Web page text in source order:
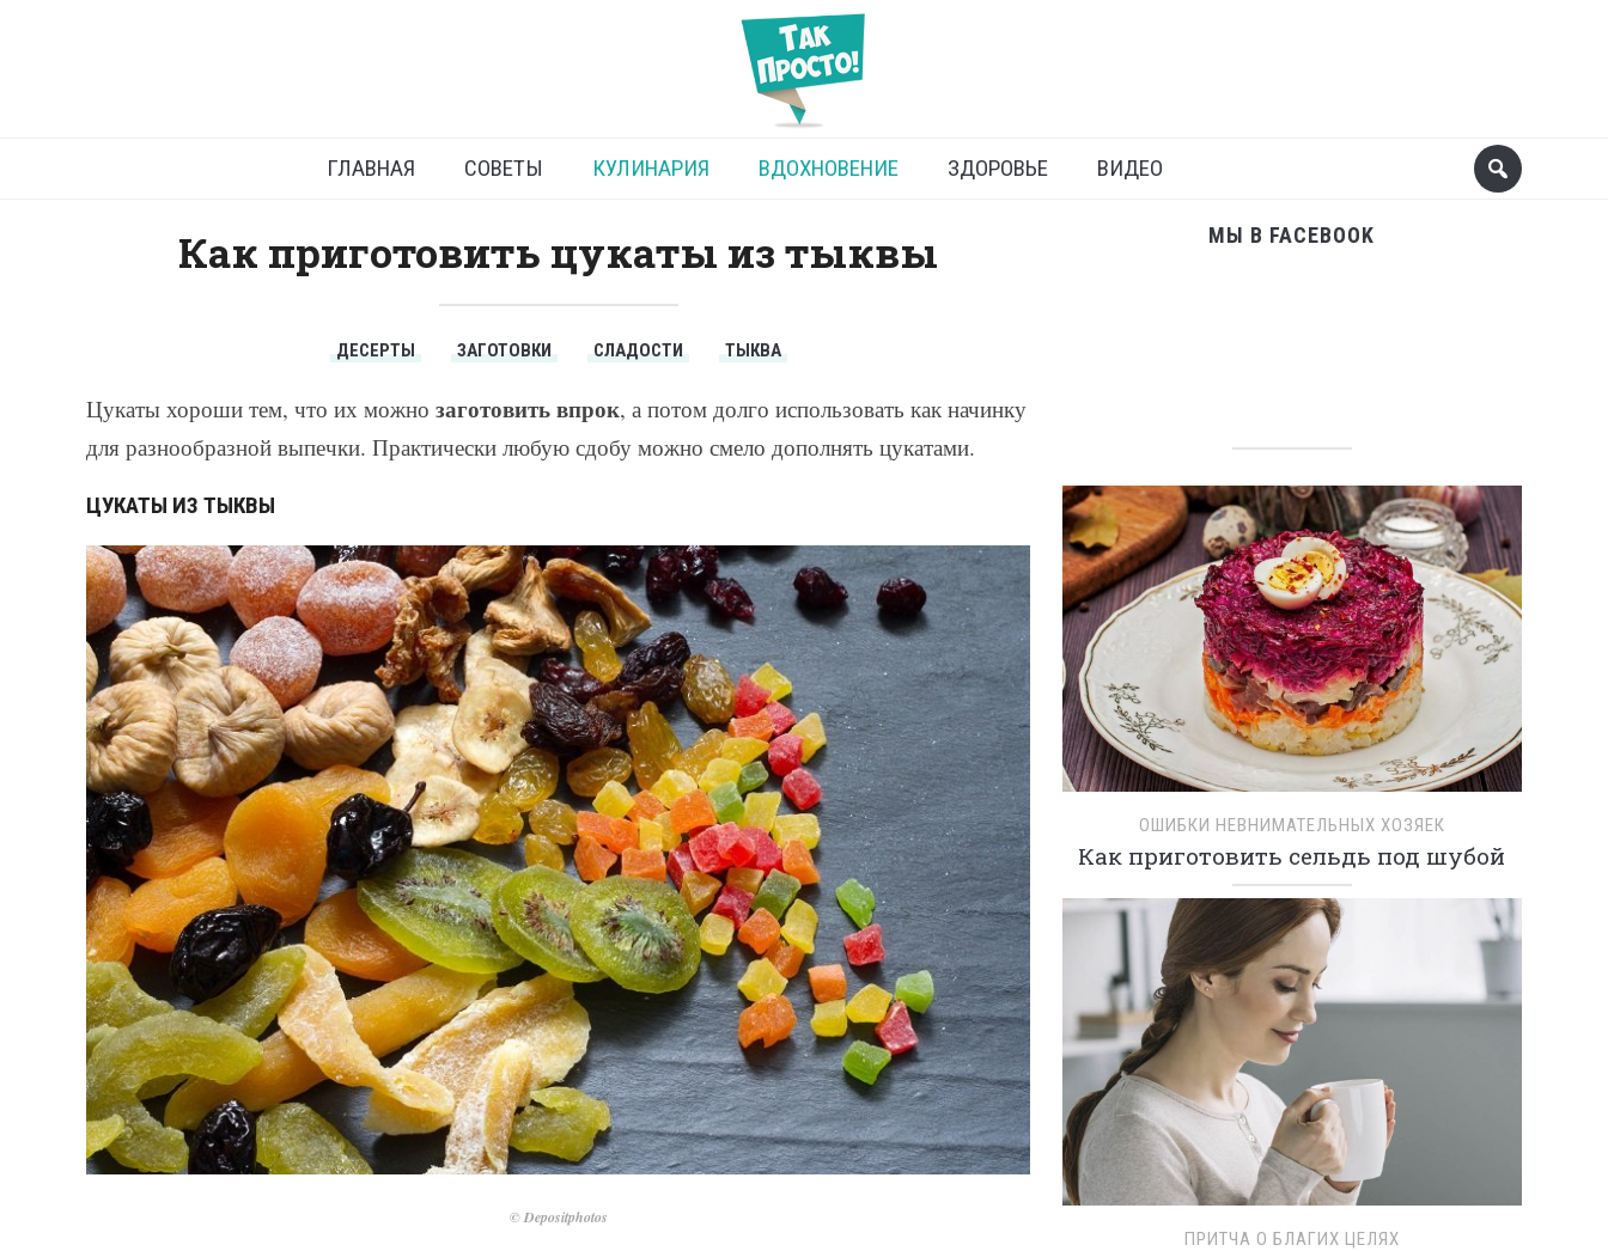
Цукаты из тыквы
ГЛАВНАЯ СОВЕТЫ КУЛИНАРИЯ ВДОХНОВЕНИЕ ЗДОРОВЬЕ ВИДЕО
Как приготовить цукаты из тыквы
ДЕСЕРТЫ ЗАГОТОВКИ СЛАДОСТИ ТЫКВА
Цукаты хороши тем, что их можно заготовить впрок, а потом долго использовать как начинку
для разнообразной выпечки. Практически любую сдобу можно смело дополнять цукатами.
ЦУКАТЫ ИЗ ТЫКВЫ
© Depositphotos
МЫ В FACEBOOK
ОШИБКИ НЕВНИМАТЕЛЬНЫХ ХОЗЯЕК
Как приготовить сельдь под шубой
ПРИТЧА О БЛАГИХ ЦЕЛЯХ